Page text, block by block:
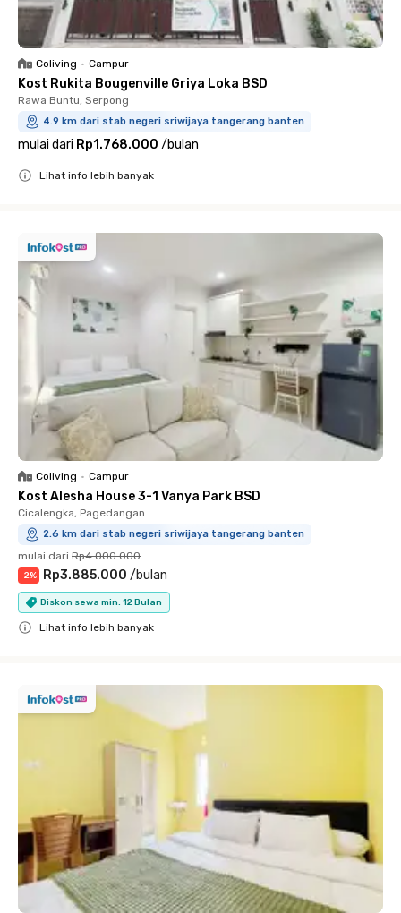
Coliving • Campur
Kost Rukita Bougenville Griya Loka BSD
Rawa Buntu, Serpong
4.9 km dari stab negeri sriwijaya tangerang banten
mulai dari Rp1.768.000 /bulan
Lihat info lebih banyak
Coliving • Campur
Kost Alesha House 3-1 Vanya Park BSD
Cicalengka, Pagedangan
2.6 km dari stab negeri sriwijaya tangerang banten
mulai dari Rp4.000.000
-2% Rp3.885.000 /bulan
Diskon sewa min. 12 Bulan
Lihat info lebih banyak